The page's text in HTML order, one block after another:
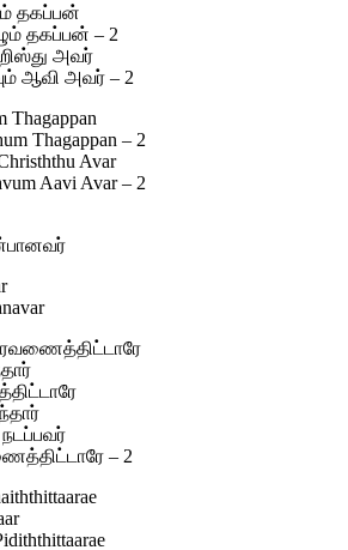
தகப்பன்
தகப்பன் – 2
அவர்
ஆவி அவர் – 2
Thagappan
Thagappan – 2
Avar
Aavi Avar – 2
– 2